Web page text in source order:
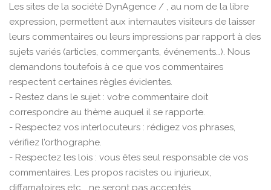
Les sites de la société DynAgence / , au nom de la libre
expression, permettent aux internautes visiteurs de laisser
leurs commentaires ou leurs impressions par rapport à des
sujets variés (articles, commerçants, événements…). Nous
demandons toutefois à ce que vos commentaires
respectent certaines règles évidentes.
- Restez dans le sujet : votre commentaire doit
correspondre au thème auquel il se rapporte.
- Respectez vos interlocuteurs : rédigez vos phrases,
vérifiez l’orthographe.
- Respectez les lois : vous êtes seul responsable de vos
commentaires. Les propos racistes ou injurieux,
diffamatoires etc... ne seront pas acceptés.